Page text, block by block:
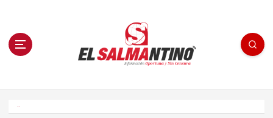
n El Salmantino - medios/noticias/editorial